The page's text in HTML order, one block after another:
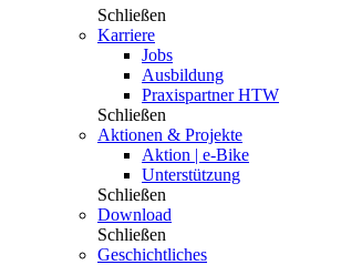
Schließen
Karriere
Jobs
Ausbildung
Praxispartner HTW
Schließen
Aktionen & Projekte
Aktion | e-Bike
Unterstützung
Schließen
Download
Schließen
Geschichtliches